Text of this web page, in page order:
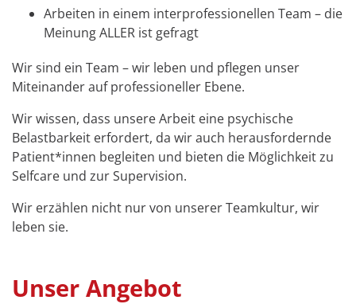
Arbeiten in einem interprofessionellen Team – die
Meinung ALLER ist gefragt
Wir sind ein Team – wir leben und pflegen unser
Miteinander auf professioneller Ebene.
Wir wissen, dass unsere Arbeit eine psychische
Belastbarkeit erfordert, da wir auch herausfordernde
Patient*innen begleiten und bieten die Möglichkeit zu
Selfcare und zur Supervision.
Wir erzählen nicht nur von unserer Teamkultur, wir
leben sie.
Unser Angebot